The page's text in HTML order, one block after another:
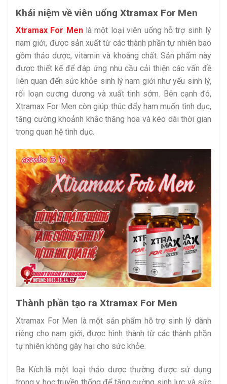
Khái niệm về viên uống Xtramax For Men
Xtramax For Menlà một loại viên uống hỗ trợ sinh lý
nam giới, được sản xuất từ các thành phần tự nhiên bao
gồm thảo dược, vitamin và khoáng chất. Sản phẩm này
được thiết kế để đáp ứng nhu cầu cải thiện các vấn đề
liên quan đến sức khỏe sinh lý nam giới như yếu sinh lý,
rối loạn cương dương và xuất tinh sớm. Bên cạnh đó,
Xtramax For Men còn giúp thúc đẩy ham muốn tình dục,
tăng cường khoảnh khắc thăng hoa và kéo dài thời gian
trong quan hệ tình dục.
Thành phần tạo ra Xtramax For Men
Xtramax For Men là một sản phẩm hỗ trợ sinh lý dành
riêng cho nam giới, được hình thành từ các thành phần
tự nhiên không gây hại cho sức khỏe.
Ba Kích:là một loại thảo dược thường được sử dụng